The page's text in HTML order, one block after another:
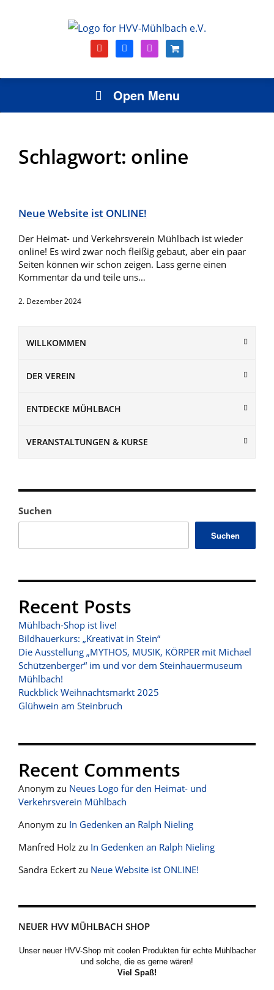
youtubefacebookinstagramshopping-
Open Menu
WILLKOMMEN
DER VEREIN
ENTDECKE MÜHLBACH
VERANSTALTUNGEN & KURSE
Suchen
Suchen
Recent Posts
Mühlbach-Shop ist live!
Bildhauerkurs: „Kreativät in Stein“
Die Ausstellung „MYTHOS, MUSIK, KÖRPER mit Michael
Schützenberger“ im und vor dem Steinhauermuseum
Mühlbach!
Rückblick Weihnachtsmarkt 2025
Glühwein am Steinbruch
Recent Comments
Anonym zu Neues Logo für den Heimat- und
Verkehrsverein Mühlbach
Anonym zu In Gedenken an Ralph Nieling
Manfred Holz zu In Gedenken an Ralph Nieling
Sandra Eckert zu Neue Website ist ONLINE!
Schlagwort: online
Neue Website ist ONLINE!
Der Heimat- und Verkehrsverein Mühlbach ist wieder
online! Es wird zwar noch fleißig gebaut, aber ein paar
Seiten können wir schon zeigen. Lass gerne einen
Kommentar da und teile uns…
2. Dezember 2024
NEUER HVV MÜHLBACH SHOP
Unser neuer HVV-Shop mit coolen Produkten für echte Mühlbacher
und solche, die es gerne wären!
Viel Spaß!